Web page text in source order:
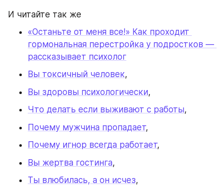
И читайте так же
«Останьте от меня все!» Как проходит
гормональная перестройка у подростков —
рассказывает психолог
Вы токсичный человек,
Вы здоровы психологически,
Что делать если выживают с работы,
Почему мужчина пропадает,
Почему игнор всегда работает,
Вы жертва гостинга,
Ты влюбилась, а он исчез,